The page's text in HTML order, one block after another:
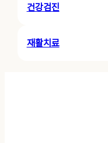
건강검진
재활치료